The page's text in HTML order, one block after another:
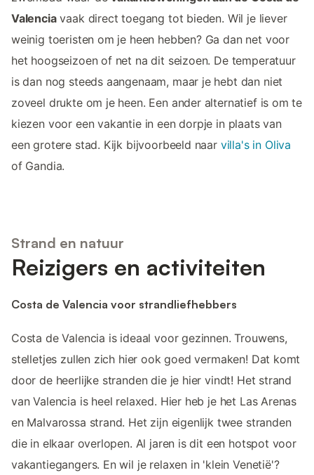
Valenciavaak direct toegang tot bieden. Wil je liever
weinig toeristen om je heen hebben? Ga dan net voor
het hoogseizoen of net na dit seizoen. De temperatuur
is dan nog steeds aangenaam, maar je hebt dan niet
zoveel drukte om je heen. Een ander alternatief is om te
kiezen voor een vakantie in een dorpje in plaats van
een grotere stad. Kijk bijvoorbeeld naar villa's in Oliva
of Gandia.
Strand en natuur
Reizigers en activiteiten
Costa de Valencia voor strandliefhebbers
Costa de Valencia is ideaal voor gezinnen. Trouwens,
stelletjes zullen zich hier ook goed vermaken! Dat komt
door de heerlijke stranden die je hier vindt! Het strand
van Valencia is heel relaxed. Hier heb je het Las Arenas
en Malvarossa strand. Het zijn eigenlijk twee stranden
die in elkaar overlopen. Al jaren is dit een hotspot voor
vakantiegangers. En wil je relaxen in 'klein Venetië'?